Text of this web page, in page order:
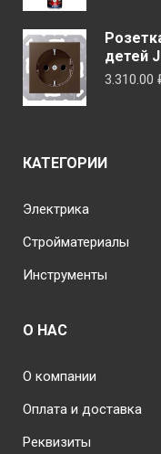
детей
3.310.00
КАТЕГОРИИ
Электрика
Стройматериалы
Инструменты
О НАС
О компании
Оплата и доставка
Реквизиты